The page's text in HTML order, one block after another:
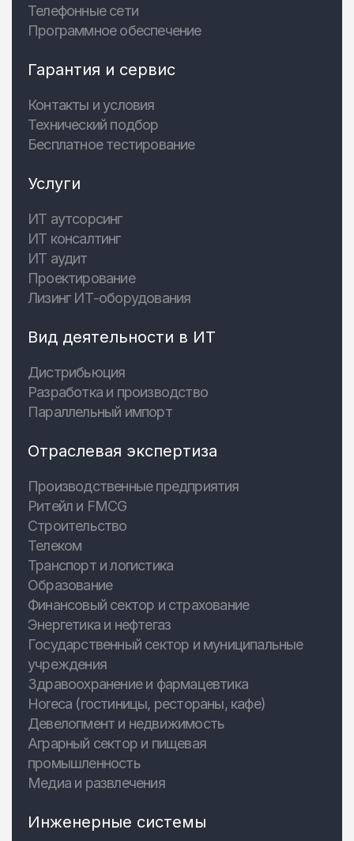
Телефонные сети
Программное обеспечение
Гарантия и сервис
Контакты и условия
Технический подбор
Бесплатное тестирование
Услуги
ИТ аутсорсинг
ИТ консалтинг
ИТ аудит
Проектирование
Лизинг ИТ-оборудования
Вид деятельности в ИТ
Дистрибьюция
Разработка и производство
Параллельный импорт
Отраслевая экспертиза
Производственные предприятия
Ритейл и FMCG
Строительство
Телеком
Транспорт и логистика
Образование
Финансовый сектор и страхование
Энергетика и нефтегаз
Государственный сектор и муниципальные
учреждения
Здравоохранение и фармацевтика
Horeca (гостиницы, рестораны, кафе)
Девелопмент и недвижимость
Аграрный сектор и пищевая
промышленность
Медиа и развлечения
Инженерные системы